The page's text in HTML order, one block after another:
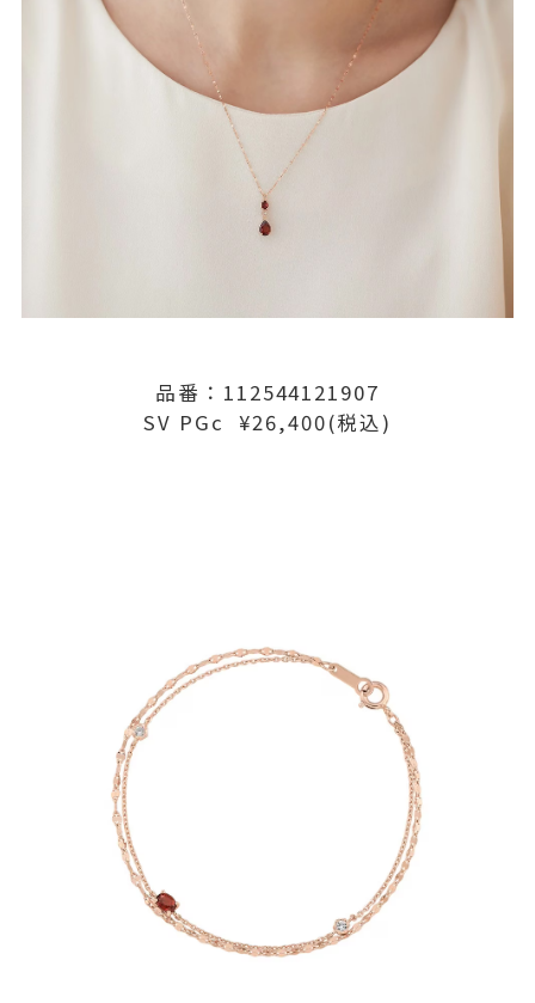
品番：112544121907
SV PGc ¥26,400(税込)